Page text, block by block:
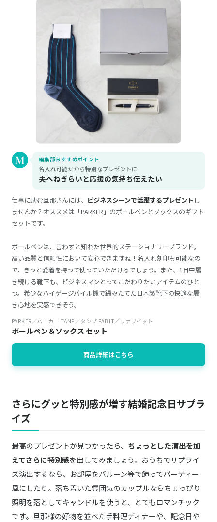
編集部おすすめポイント
名入れ可能だから特別なプレゼントに
夫へねぎらいと応援の気持ち伝えたい
仕事に励む旦那さんには、 ビジネスシーンで活躍するプレゼント し
ませんか？オススメは「PARKER」のボールペンとソックスのギフト
セットです。
ボールペンは、言わずと知れた世界的ステーショナリーブランド。
高い品質と信頼性において安心できますね！名入れ刻印も可能なの
で、きっと愛着を持って使っていただけるでしょう。また、1日中履
き続ける靴下も、ビジネスマンとってこだわりたいアイテムのひと
つ。希少なハイゲージパイル機で編みたてた日本製靴下の快適な履
き心地を実感できそう。
PARKER／パーカー TANP／タンプ FAB.IT／ファブイット
ボールペン＆ソックス セット
商品詳細はこちら
さらにグッと特別感が増す結婚記念日サプラ
イズ
最高のプレゼントが見つかったら、 ちょっとした演出を加
えてさらに特別感を出してみましょう。おうちでサプライ
ズ演出するなら、お部屋をバルーン等で飾ってパーティー
風にしたり。落ち着いた雰囲気のカップルならちょっぴり
照明を落としてキャンドルを使うと、とてもロマンチック
です。旦那様の好物を並べた手料理ディナーや、記念日や